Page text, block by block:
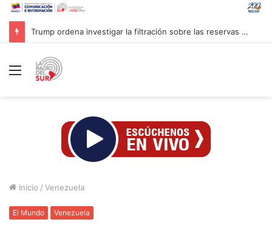
Trump ordena investigar la filtración sobre las reservas de municiones
Menú
Inicio / Venezuela
El Mundo Venezuela